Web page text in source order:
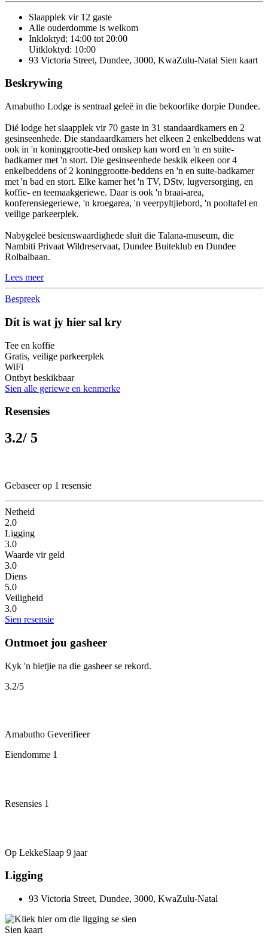
Slaapplek vir 12 gaste
Alle ouderdomme is welkom
Inkloktyd: 14:00 tot 20:00
Uitkloktyd: 10:00
93 Victoria Street, Dundee, 3000, KwaZulu-Natal Sien kaart
Beskrywing
Amabutho Lodge is sentraal geleë in die bekoorlike dorpie Dundee.
Dié lodge het slaapplek vir 70 gaste in 31 standaardkamers en 2
gesinseenhede. Die standaardkamers het elkeen 2 enkelbeddens wat
ook in 'n koninggrootte-bed omskep kan word en 'n en suite-
badkamer met 'n stort. Die gesinseenhede beskik elkeen oor 4
enkelbeddens of 2 koninggrootte-beddens en 'n en suite-badkamer
met 'n bad en stort. Elke kamer het 'n TV, DStv, lugversorging, en
koffie- en teemaakgeriewe. Daar is ook 'n braai-area,
konferensiegeriewe, 'n kroegarea, 'n veerpyltjiebord, 'n pooltafel en
veilige parkeerplek.
Nabygeleë besienswaardighede sluit die Talana-museum, die
Nambiti Privaat Wildreservaat, Dundee Buiteklub en Dundee
Rolbalbaan.
Lees meer
Bespreek
Dít is wat jy hier sal kry
Tee en koffie
Gratis, veilige parkeerplek
WiFi
Ontbyt beskikbaar
Sien alle geriewe en kenmerke
Resensies
3.2/ 5
Gebaseer op 1 resensie
Netheid
2.0
Ligging
3.0
Waarde vir geld
3.0
Diens
5.0
Veiligheid
3.0
Sien resensie
Ontmoet jou gasheer
Kyk 'n bietjie na die gasheer se rekord.
3.2/5
Amabutho Geverifieer
Eiendomme 1
Resensies 1
Op LekkeSlaap 9 jaar
Ligging
93 Victoria Street, Dundee, 3000, KwaZulu-Natal
Sien kaart